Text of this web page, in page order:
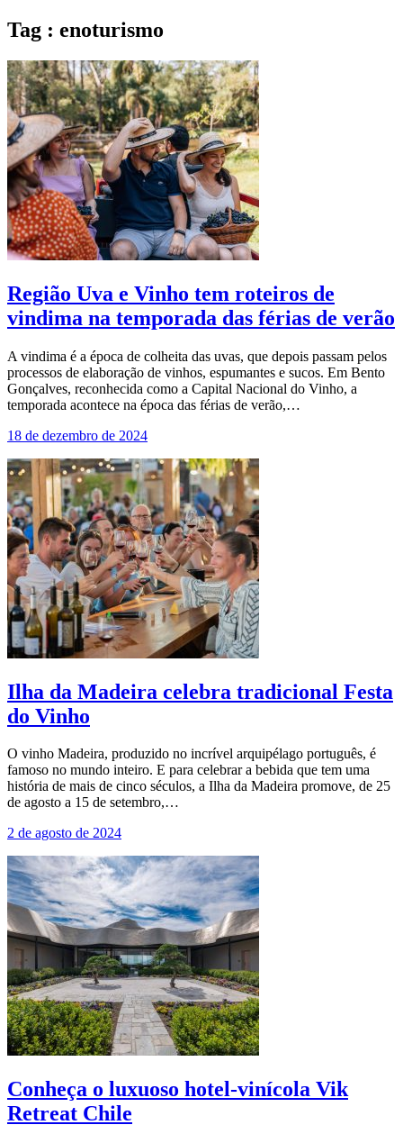
Tag : enoturismo
Região Uva e Vinho tem roteiros de
vindima na temporada das férias de verão
A vindima é a época de colheita das uvas, que depois passam pelos
processos de elaboração de vinhos, espumantes e sucos. Em Bento
Gonçalves, reconhecida como a Capital Nacional do Vinho, a
temporada acontece na época das férias de verão,…
18 de dezembro de 2024
Ilha da Madeira celebra tradicional Festa
do Vinho
O vinho Madeira, produzido no incrível arquipélago português, é
famoso no mundo inteiro. E para celebrar a bebida que tem uma
história de mais de cinco séculos, a Ilha da Madeira promove, de 25
de agosto a 15 de setembro,…
2 de agosto de 2024
Conheça o luxuoso hotel-vinícola Vik
Retreat Chile